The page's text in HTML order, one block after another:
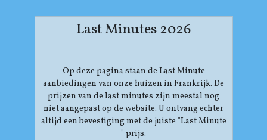
Last Minutes 2026
Op deze pagina staan de Last Minute
aanbiedingen van onze huizen in Frankrijk. De
prijzen van de last minutes zijn meestal nog
niet aangepast op de website. U ontvang echter
altijd een bevestiging met de juiste "Last Minute
" prijs.